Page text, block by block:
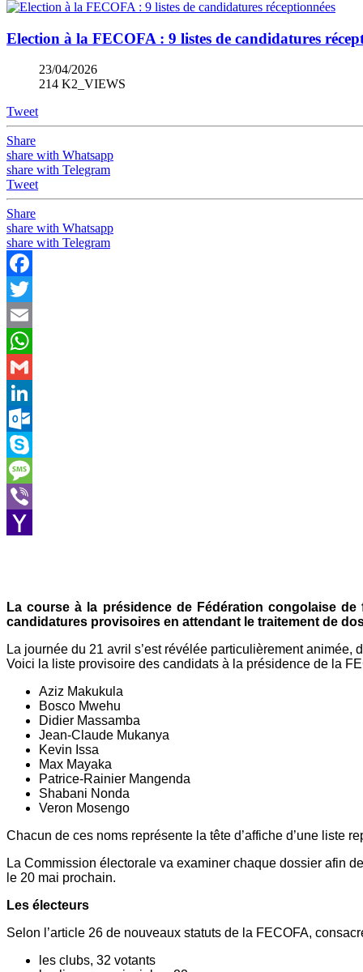
Election à la FECOFA : 9 listes de candidatures
23/04/2026
214 K2_VIEWS
Tweet
Share
share with Whatsapp
share with Telegram
Tweet
Share
share with Whatsapp
share with Telegram
Facebook
Twitter
Email
WhatsApp
Gmail
LinkedIn
Outlook.com
Skype
Message
Viber
La course à la présidence de Fédération congolaise
candidatures provisoires en attendant le traitement de
La journée du 21 avril s’est révélée particulièrement
Voici la liste provisoire des candidats à la présidence de la
Aziz Makukula
Bosco Mwehu
Didier Massamba
Jean-Claude Mukanya
Kevin Issa
Max Mayaka
Patrice-Rainier Mangenda
Shabani Nonda
Veron Mosengo
Chacun de ces noms représente la tête d’affiche d’une liste
La Commission électorale va examiner chaque dossier afin
le 20 mai prochain.
Les électeurs
Selon l’article 26 de nouveaux statuts de la FECOFA,
les clubs, 32 votants